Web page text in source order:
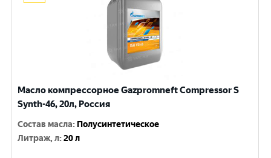
Масло компрессорное Gazpromneft Compressor S
Synth-46, 20л, Россия
Состав масла: Полусинтетическое
Литраж, л:20 л